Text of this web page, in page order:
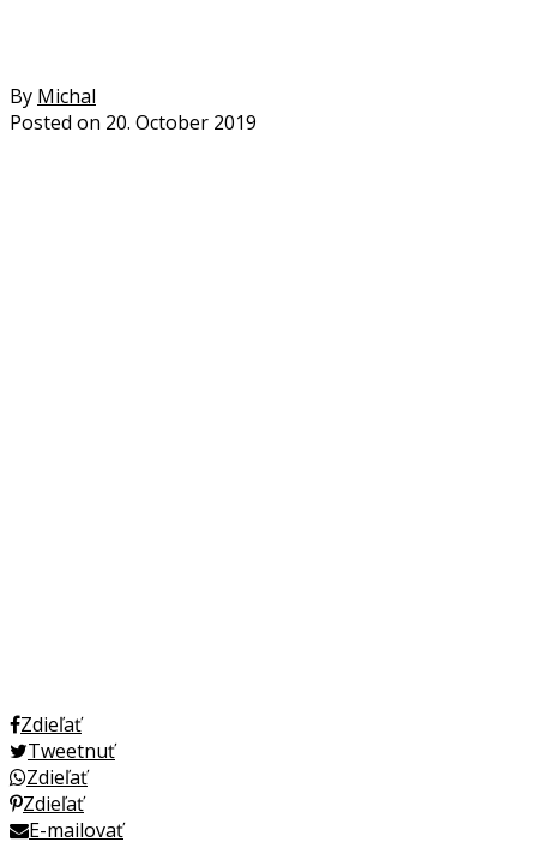
By Michal
Posted on 20. October 2019
Zdieľať
Tweetnuť
Zdieľať
Zdieľať
E-mailovať